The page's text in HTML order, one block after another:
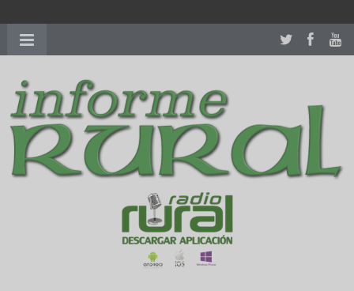
richardmillereplica
women.patekphilippe.tofor sale in usa recognized command with
dining room table ceremony. welcome to our
perfectwatches.is
shop. best youngsexdoll.comwith professional customer
services. 1: 1 design high
https://reallydiamond.com/